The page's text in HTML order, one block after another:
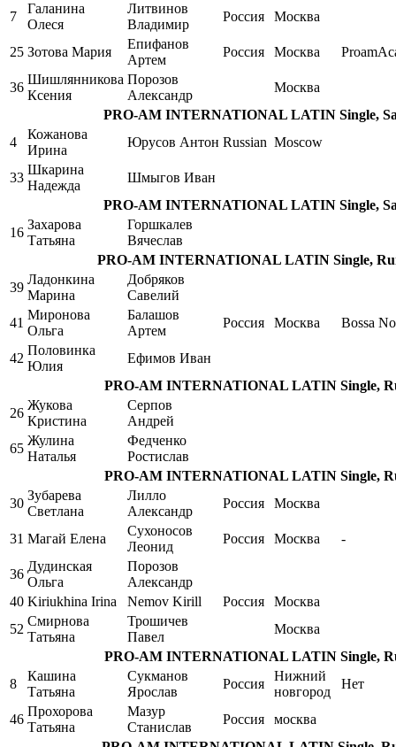
7
Галанина
Олеся
Литвинов
Владимир
Россия Москва
25 Зотова Мария
Епифанов
Артем
Россия Москва
36
Шишлянникова
Ксения
Порозов
Александр
Москва
PRO-AM INTERNATIONAL LATIN Single,
4
Кожанова
Ирина
Юрусов Антон Russian Moscow
33
Шкарина
Надежда
Шмыгов Иван
PRO-AM INTERNATIONAL LATIN Single,
16
Захарова
Татьяна
Горшкалев
Вячеслав
PRO-AM INTERNATIONAL LATIN Single,
39
Ладонкина
Марина
Добряков
Савелий
41
Миронова
Ольга
Балашов
Артем
Россия Москва Bossa
42
Половинка
Юлия
Ефимов Иван
PRO-AM INTERNATIONAL LATIN Single,
26
Жукова
Кристина
Серпов
Андрей
65
Жулина
Наталья
Федченко
Ростислав
PRO-AM INTERNATIONAL LATIN Single,
30
Зубарева
Светлана
Лилло
Александр
Россия Москва
31 Магай Елена
Сухоносов
Леонид
Россия Москва -
36
Дудинская
Ольга
Порозов
Александр
40 Kiriukhina Irina Nemov Kirill Россия
Москва
52
Смирнова
Татьяна
Трошичев
Павел
Москва
PRO-AM INTERNATIONAL LATIN Single,
8
Кашина
Татьяна
Сукманов
Ярослав
Россия
Нижний
новгород
Нет
46
Прохорова
Татьяна
Мазур
Станислав
Россия
москва